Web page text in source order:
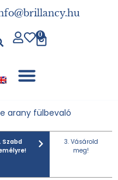
0
arany fülbevaló
Szabd
3. Vásárold
meg!